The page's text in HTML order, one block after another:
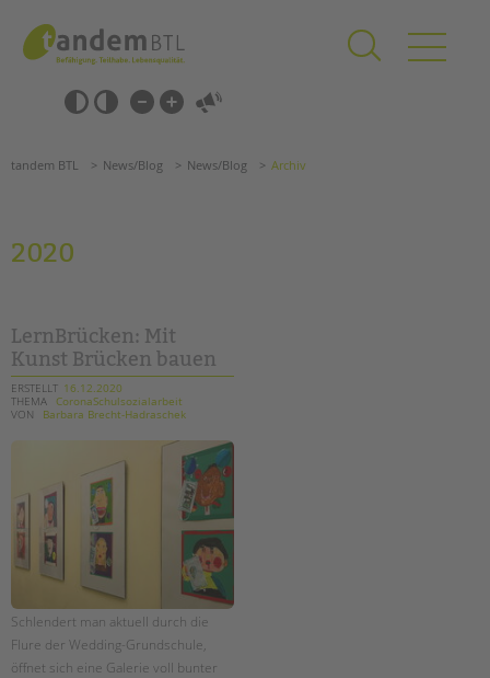
springen
Barrierefrei-
Einstellungen
überspringen
überspringen
Förderzentren
Kollegs
EFöB
Schulbezogene Sozialarbeit
Tagesgruppen
HILFEN ZUR ERZIEHUNG
EINGLIEDERUNGSHILFE
BETREUTES WOHNEN
TANDEM BTL AKADEMIE
Zertfikatskurse
tandem BTL News/Blog News/Blog Archiv
2020
LernBrücken: Mit
Kunst Brücken bauen
ERSTELLT 16.12.2020
THEMA CoronaSchulsozialarbeit
VON
Barbara Brecht-Hadraschek
Schlendert man aktuell durch die
Flure der Wedding-Grundschule,
öffnet sich eine Galerie voll bunter